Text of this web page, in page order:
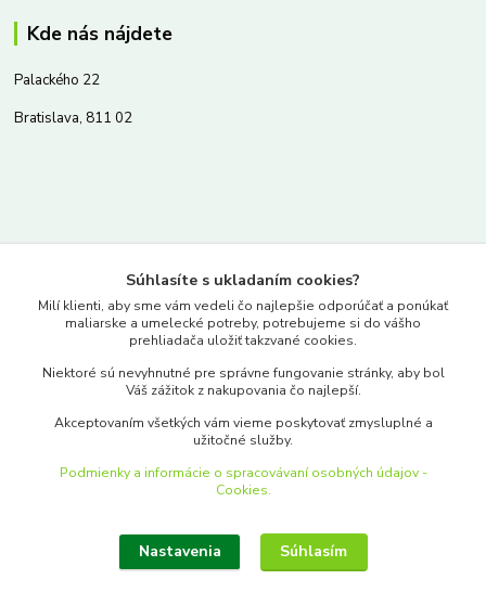
Kde nás nájdete
Palackého 22
Bratislava, 811 02
www.merkantil.sk
Pondelok-Piatok: 9.00-17.00hod.
objednavky@merkantil-obchod.sk
Upraviť zber cookies.
Súhlasíte s ukladaním cookies?
Milí klienti, aby sme vám vedeli čo najlepšie odporúčať a ponúkať
maliarske a umelecké potreby, potrebujeme si do vášho
prehliadača uložiť takzvané cookies.
Niektoré sú nevyhnutné pre správne fungovanie stránky, aby bol
Váš zážitok z nakupovania čo najlepší.
Akceptovaním všetkých vám vieme poskytovať zmysluplné a
užitočné služby.
Podmienky a informácie o spracovávaní osobných údajov -
Cookies.
Nastavenia Súhlasím